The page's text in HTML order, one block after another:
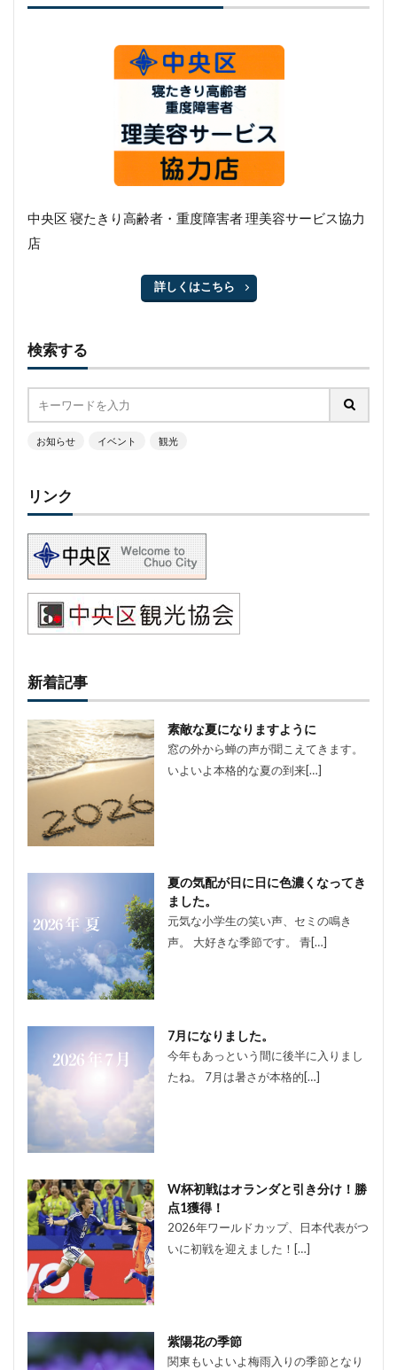
中央区 寝たきり高齢者・重度障害者 理美容サービス協力
店
詳しくはこちら
検索する
お知らせ イベント 観光
リンク
新着記事
素敵な夏になりますように
窓の外から蝉の声が聞こえてきます。
いよいよ本格的な夏の到来[…]
夏の気配が日に日に色濃くなってき
ました。
元気な小学生の笑い声、セミの鳴き
声。 大好きな季節です。 青[…]
7月になりました。
今年もあっという間に後半に入りまし
たね。 7月は暑さが本格的[…]
W杯初戦はオランダと引き分け！勝
点1獲得！
2026年ワールドカップ、日本代表がつ
いに初戦を迎えました！[…]
紫陽花の季節
関東もいよいよ梅雨入りの季節となり